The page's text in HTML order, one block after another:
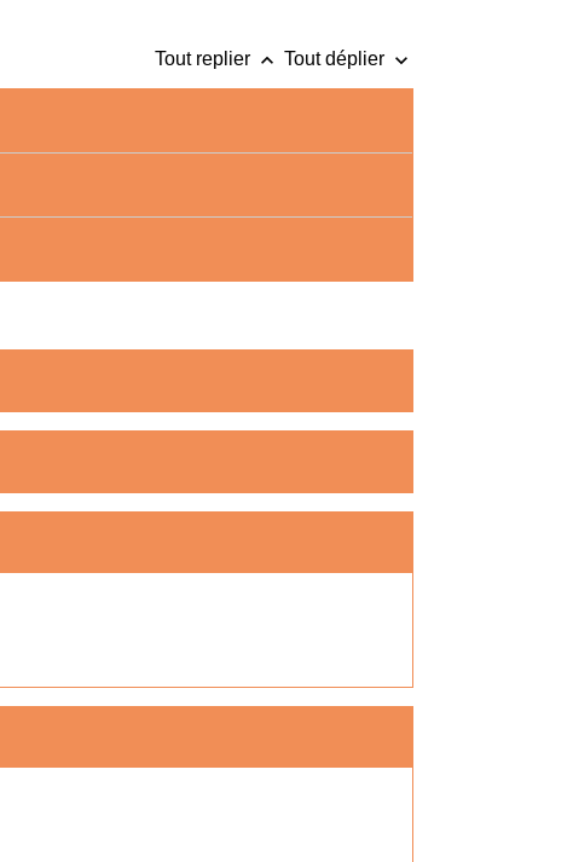
Tout replier keyboard_arrow_up Tout déplier keyboard_arrow_down